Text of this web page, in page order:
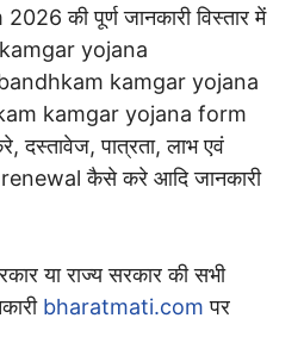
की पूर्ण जानकारी विस्तार में
yojana
kamgar yojana
kamgar yojana form
पात्रता, लाभ एवं
कैसे करे आदि जानकारी
या राज्य सरकार की सभी
bharatmati.com पर